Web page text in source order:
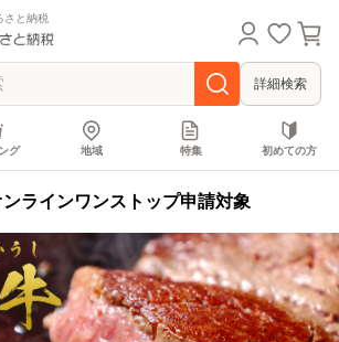
さと納税
詳細検索
グ 地域 特集 初めての方
ンラインワンストップ申請対象